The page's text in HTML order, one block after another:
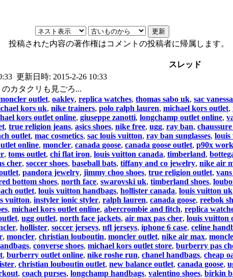
投稿された内容の著作権はコメントの投稿者に帰属します。
スレッド
更新日時: 2015-2-26 10:33
カタクリも見ごろ...
outlet, oakley, replica watches, thomas sabo uk, sac
kors uk, nike trainers, polo ralph lauren, michael kors outlet,
kors outlet online, giuseppe zanotti, longchamp outlet online,
, true religion jeans, asics shoes, nike free, ugg, ray ban,
outlet, mac cosmetics, sac louis vuitton, ray ban sunglasses, louis
online, moncler, canada goose, canada goose outlet, p90x
, toms outlet, chi flat iron, louis vuitton canada, timberland,
cher, soccer shoes, baseball bats, tiffany and co jewelry, nike air
, pandora jewelry, jimmy choo shoes, true religion outlet,
bottom shoes, north face, swarovski uk, timberland shoes,
outlet, louis vuitton handbags, hollister canada, louis vuitton uk
vuitton, instyler ionic styler, ralph lauren, canada goose, reebok
, michael kors outlet online, abercrombie and fitch, replica
, ugg outlet, north face jackets, air max pas cher, louis vuitton
, hollister, soccer jerseys, nfl jerseys, iphone 6 case, celine
, moncler, christian louboutin, moncler outlet, nike air max,
, converse shoes, michael kors outlet store, burberry pas
, burberry outlet online, nike roshe run, chanel handbags, cheap
, christian louboutin outlet, new balance outlet, canada goose,
, coach purses, longchamp handbags, valentino shoes, birkin